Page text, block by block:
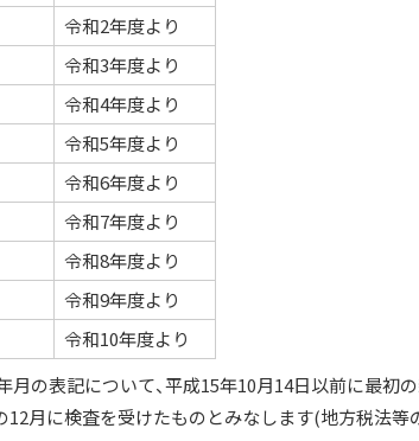
令和2年度より
令和3年度より
令和4年度より
令和5年度より
令和6年度より
令和7年度より
令和8年度より
令和9年度より
令和10年度より
の表記について、平成15年10月14日以前に最初
12月に検査を受けたものとみなします(地方税法等